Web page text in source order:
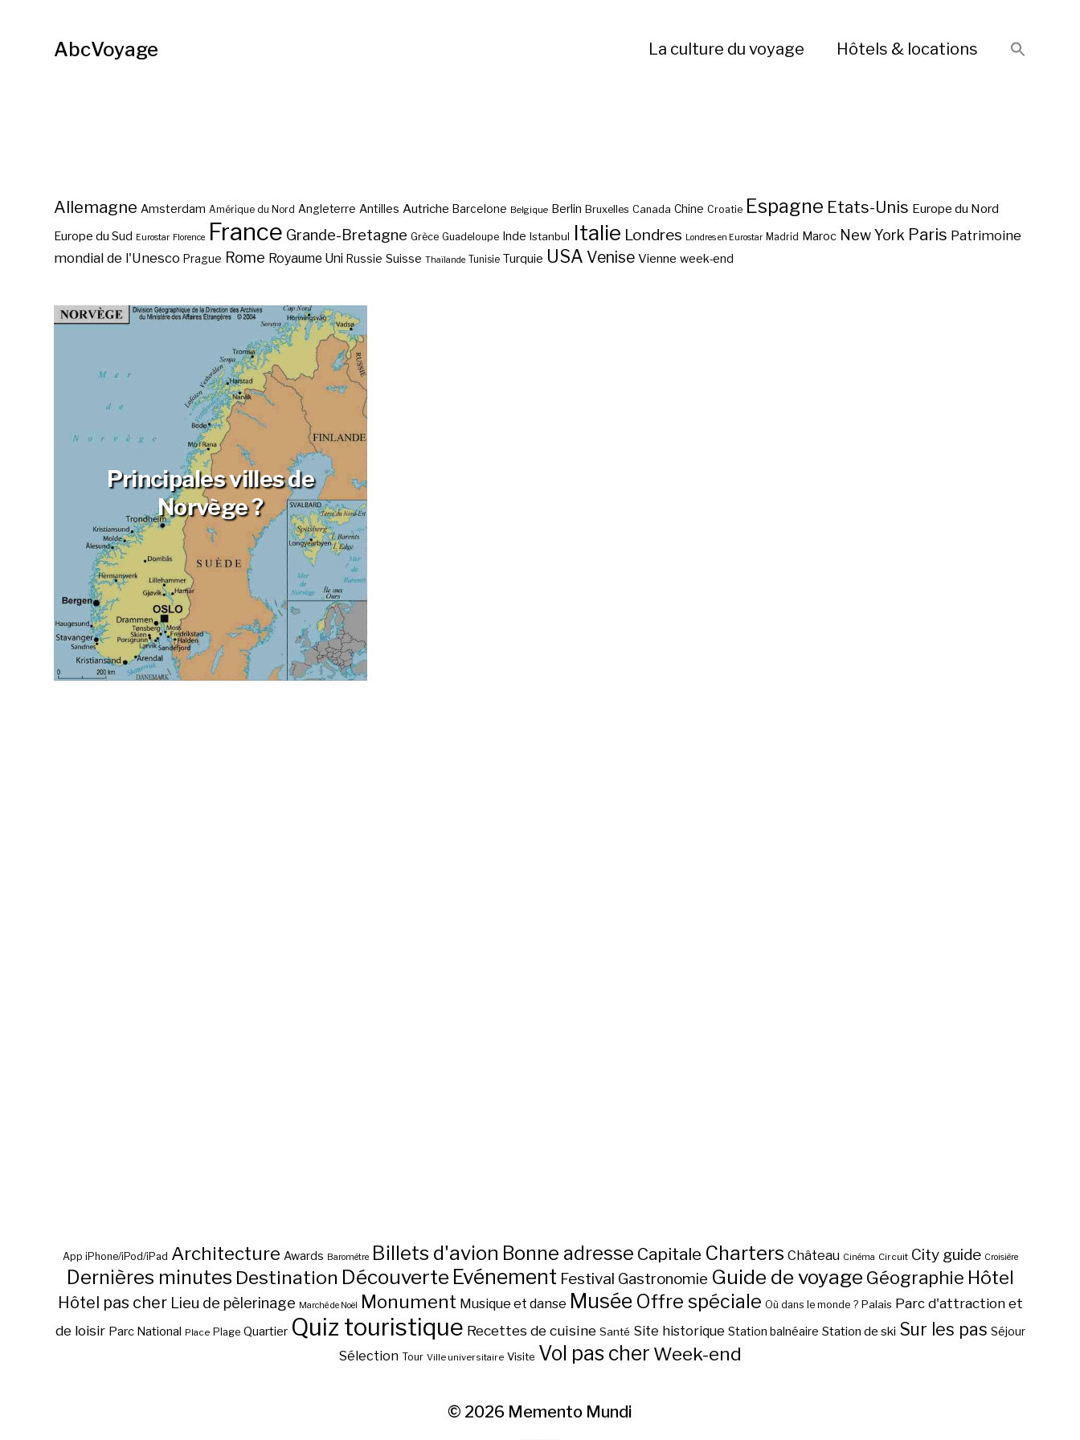
AbcVoyage La culture du voyage Hôtels & locations
Allemagne Amsterdam Amérique du Nord Angleterre Antilles Autriche Barcelone Belgique Berlin Bruxelles Canada Chine Croatie Espagne Etats-Unis Europe du Nord
Europe du Sud Eurostar Florence France Grande-Bretagne Grèce Guadeloupe Inde Istanbul Italie Londres Londres en Eurostar Madrid Maroc New York Paris Patrimoine
mondial de l'Unesco Prague Rome Royaume Uni Russie Suisse Thaïlande Tunisie Turquie USA Venise Vienne week-end
Principales villes de
Norvège ?
App iPhone/iPod/iPad Architecture Awards Baromètre Billets d'avion Bonne adresse Capitale Charters Château Cinéma Circuit City guide Croisière
Dernières minutes Destination Découverte Evénement Festival Gastronomie Guide de voyage Géographie Hôtel
Hôtel pas cher Lieu de pèlerinage Marché de Noël Monument Musique et danse Musée Offre spéciale Où dans le monde ? Palais Parc d'attraction et
de loisir Parc National Place Plage Quartier Quiz touristique Recettes de cuisine Santé Site historique Station balnéaire Station de ski Sur les pas Séjour
Sélection Tour Ville universitaire Visite Vol pas cher Week-end
© 2026 Memento Mundi